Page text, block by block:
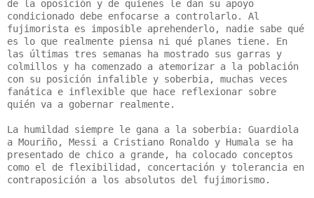
de la oposición y de quienes le dan su apoyo
condicionado debe enfocarse a controlarlo. Al
fujimorista es imposible aprehenderlo, nadie sabe qué
es lo que realmente piensa ni qué planes tiene. En
las últimas tres semanas ha mostrado sus garras y
colmillos y ha comenzado a atemorizar a la población
con su posición infalible y soberbia, muchas veces
fanática e inflexible que hace reflexionar sobre
quién va a gobernar realmente.
La humildad siempre le gana a la soberbia: Guardiola
a Mouriño, Messi a Cristiano Ronaldo y Humala se ha
presentado de chico a grande, ha colocado conceptos
como el de flexibilidad, concertación y tolerancia en
contraposición a los absolutos del fujimorismo.